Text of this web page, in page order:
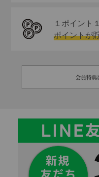
１ポイント
ポイントが
会員特典